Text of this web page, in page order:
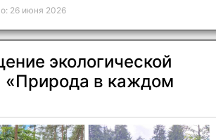
26 июня 2026
экологической
«Природа в каждом